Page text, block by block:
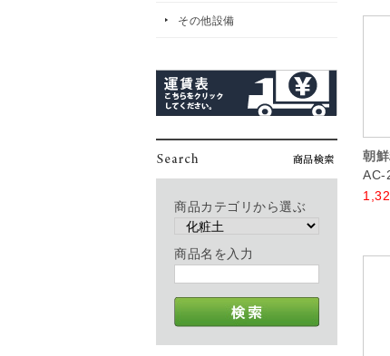
その他設備
商品カテゴリから選ぶ
商品名を入力
朝
AC-